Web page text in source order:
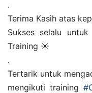
.
Terima Kasih atas
Sukses selalu
Training ☀️
.
Tertarik untuk
mengikuti training